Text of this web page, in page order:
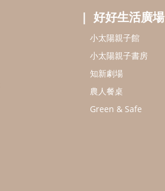
好好生活廣場
小太陽親子館
小太陽親子書房
知新劇場
農人餐桌
Green & Safe